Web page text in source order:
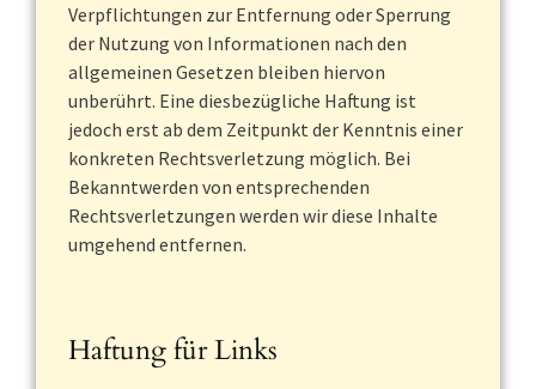
Verpflichtungen zur Entfernung oder Sperrung
der Nutzung von Informationen nach den
allgemeinen Gesetzen bleiben hiervon
unberührt. Eine diesbezügliche Haftung ist
jedoch erst ab dem Zeitpunkt der Kenntnis einer
konkreten Rechtsverletzung möglich. Bei
Bekanntwerden von entsprechenden
Rechtsverletzungen werden wir diese Inhalte
umgehend entfernen.
Haftung für Links